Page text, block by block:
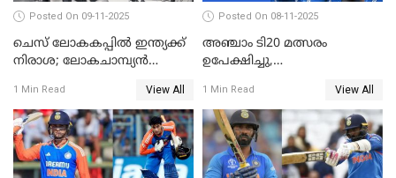
Posted On 09-11-2025
ചെസ് ലോകകപ്പില്‍ ഇന്ത്യക്ക്
നിരാശ; ലോകചാമ്പ്യന്‍
1 Min Read View All
Posted On 08-11-2025
അഞ്ചാം ടി20 മത്സരം
ഉപേക്ഷിച്ചു,
ജയിച്ച് ഇന്ത്യ
1 Min Read View All